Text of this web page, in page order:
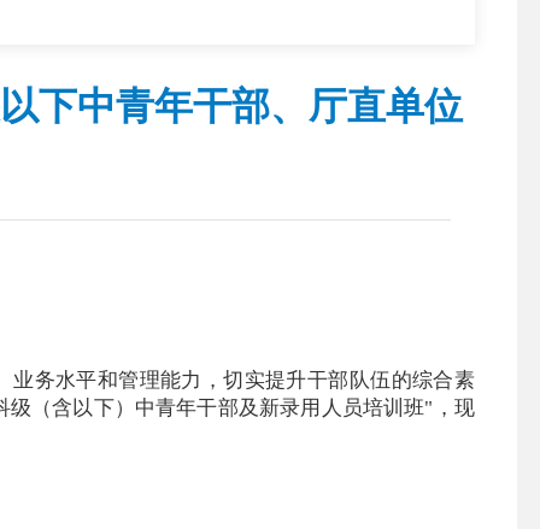
下中青年干部、厅直单位
务水平和管理能力，切实提升干部队伍的综合素
（含以下）中青年干部及新录用人员培训班"，现